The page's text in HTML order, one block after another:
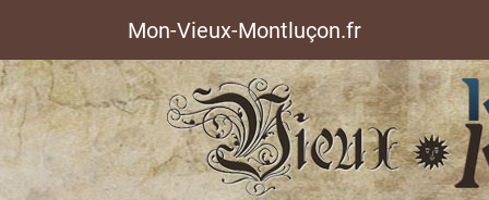
Mon-Vieux-Montluçon.fr